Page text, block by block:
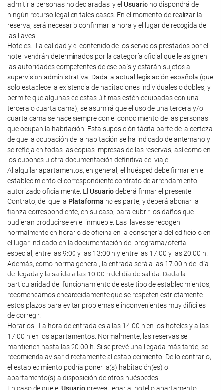
admitir a personas no declaradas, y el Usuario no dispondrá de
ningún recurso legal en tales casos. En el momento de realizar la
reserva, será necesario confirmar la hora y el lugar de recogida de
las llaves.
Hoteles.- La calidad y el contenido de los servicios prestados por el
hotel vendrán determinados por la categoría oficial que le asignen
las autoridades competentes de ese país y estarán sujetos a
supervisión administrativa. Dada la actual legislación española (que
solo establece la existencia de habitaciones individuales o dobles, y
permite que algunas de estas últimas estén equipadas con una
tercera o cuarta cama), se asumirá que el uso de una tercera y/o
cuarta cama se hace siempre con el conocimiento de las personas
que ocupan la habitación. Esta suposición tácita parte de la certeza
de que la ocupación de la habitación se ha indicado de antemano y
se refleja en todas las copias impresas de las reservas, así como en
los cupones u otra documentación definitiva del viaje.
Al alquilar apartamentos, en general, el huésped debe firmar en el
establecimiento el correspondiente contrato de arrendamiento
autorizado oficialmente. El Usuariodeberá firmar el presente
Contrato, del que la Plataforma no es parte, y deberá abonar la
fianza correspondiente, en su caso, para cubrir los daños que
pudieran producirse en el inmueble. Las llaves se recogen
normalmente en horario de oficina en la conserjería del edificio o en
el lugar indicado en la documentación del programa/oferta
especial, entre las 9:00 y las 13:00 h y entre las 17:00 y las 20:00 h.
Además, como norma general, la entrada será a las 17:00 h del día
de llegada y la salida a las 10:00 h del día de salida. Dada la
particularidad del funcionamiento de este tipo de establecimientos,
recomendamos encarecidamente que se respeten estrictamente
estos plazos para evitar problemas e inconvenientes muy difíciles
de corregir.
Horarios.- La hora de entrada es a las 14:00 h en los hoteles y a las
17:00 h en los apartamentos. Normalmente, las reservas se
mantienen hasta las 20:00 h. Si se prevé una llegada más tarde, se
recomienda avisar directamente al establecimiento. De lo contrario,
el establecimiento podría poner la(s) habitación(es) o
apartamento(s) a disposición de otros huéspedes.
En caso de que el Usuario prevea llegar al hotel o apartamento